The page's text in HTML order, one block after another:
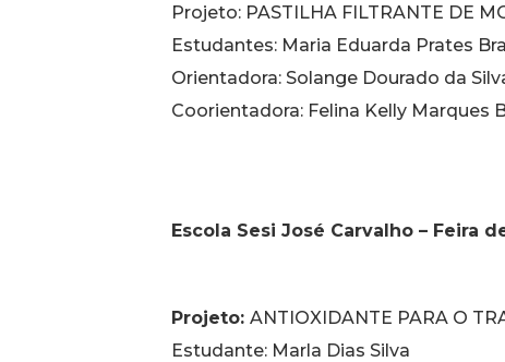
Projeto: PASTILHA FILTRANTE DE
Estudantes: Maria Eduarda Prates
Orientadora: Solange Dourado da
Coorientadora: Felina Kelly Marques
Escola Sesi José Carvalho – Feira
Projeto: ANTIOXIDANTE PARA O
Estudante: Marla Dias Silva